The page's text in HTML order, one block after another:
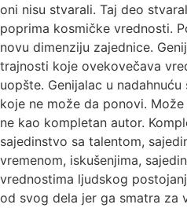
oni nisu stvarali. Taj deo
poprima kosmičke vrednosti.
novu dimenziju zajednice.
trajnosti koje ovekovečava
uopšte. Genijalac u
koje ne može da ponovi.
ne kao kompletan autor.
sajedinstvo sa talentom,
vremenom, iskušenjima,
vrednostima ljudskog
od svog dela jer ga smatra za